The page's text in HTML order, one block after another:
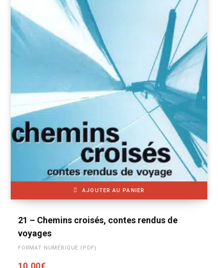
AJOUTER AU PANIER
21 – Chemins croisés, contes rendus de
voyages
FORMAT NUMÉRIQUE (PDF)
10,00€